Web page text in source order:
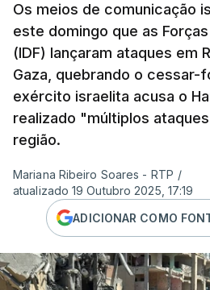
Os meios de comunicação
este domingo que as
(IDF) lançaram ataques em
Gaza, quebrando o cessar-
exército israelita acusa o
realizado "múltiplos
região.
Mariana Ribeiro Soares - RTP /
atualizado 19 Outubro 2025, 17:19
ADICIONAR COMO